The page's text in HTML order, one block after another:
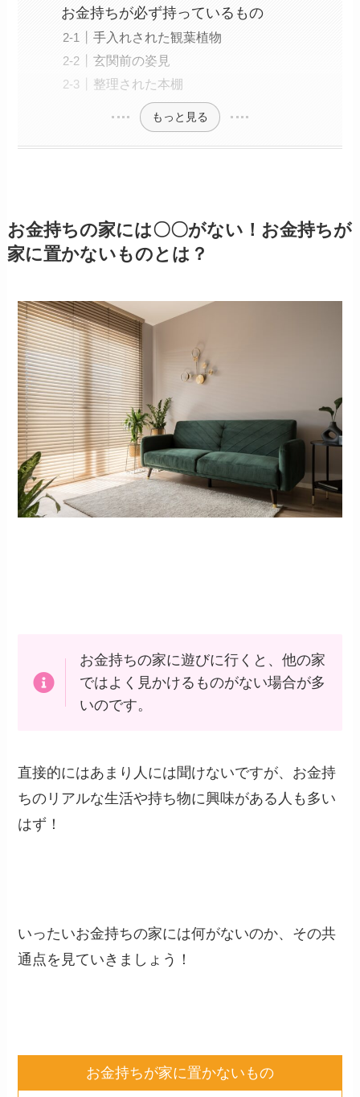
お金持ちが必ず持っているもの
手入れされた観葉植物
玄関前の姿見
整理された本棚
もっと見る
お金持ちの家には〇〇がない！お金持ちが
家に置かないものとは？
お金持ちの家に遊びに行くと、他の家
ではよく見かけるものがない場合が多
いのです。
直接的にはあまり人には聞けないですが、お金持
ちのリアルな生活や持ち物に興味がある人も多い
はず！
いったいお金持ちの家には何がないのか、その共
通点を見ていきましょう！
お金持ちが家に置かないもの